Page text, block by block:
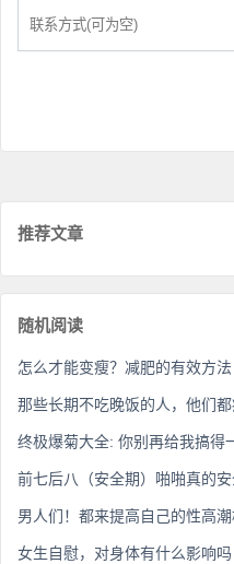
推荐文章
随机阅读
怎么才能变瘦？减肥的有效方法
那些长期不吃晚饭的人，他们
终极爆菊大全: 你别再给我搞得
前七后八（安全期）啪啪真的
男人们！都来提高自己的性高
女生自慰，对身体有什么影响吗